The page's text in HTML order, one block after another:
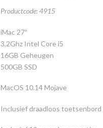
Productcode: 4915
iMac 27″
3,2Ghz Intel Core i5
16GB Geheugen
500GB SSD
MacOS 10.14 Mojave
Inclusief draadloos toetsenbord